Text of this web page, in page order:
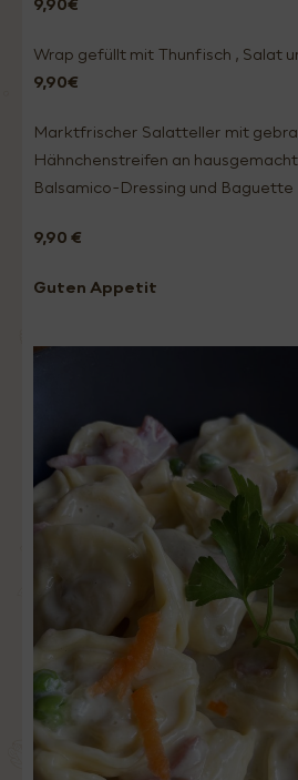
Wrap gefüllt mit Thunfisch , Salat
9,90€
Marktfrischer Salatteller mit
Hähnchenstreifen an
Balsamico-Dressing und Baguette
9,90 €
Guten Appetit